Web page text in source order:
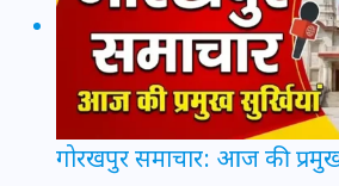
गोरखपुर समाचार: आज की प्रमुख